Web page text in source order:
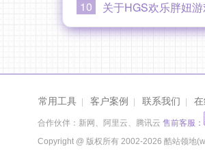
10
关于HGS欢乐胖妞游戏系
常用工具 | 客户案例 | 联系我们 |
合作伙伴：新网、阿里云、腾讯云 售前客服：
Copyright @ 版权所有 2002-2026 酷站领地